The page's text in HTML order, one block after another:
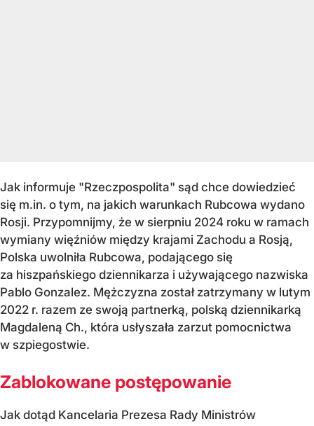
Jak informuje "Rzeczpospolita" sąd chce dowiedzieć
się m.in. o tym, na jakich warunkach Rubcowa wydano
Rosji. Przypomnijmy, że w sierpniu 2024 roku w ramach
wymiany więźniów między krajami Zachodu a Rosją,
Polska uwolniła Rubcowa, podającego się
za hiszpańskiego dziennikarza i używającego nazwiska
Pablo Gonzalez. Mężczyzna został zatrzymany w lutym
2022 r. razem ze swoją partnerką, polską dziennikarką
Magdaleną Ch., która usłyszała zarzut pomocnictwa
w szpiegostwie.
Zablokowane postępowanie
Jak dotąd Kancelaria Prezesa Rady Ministrów